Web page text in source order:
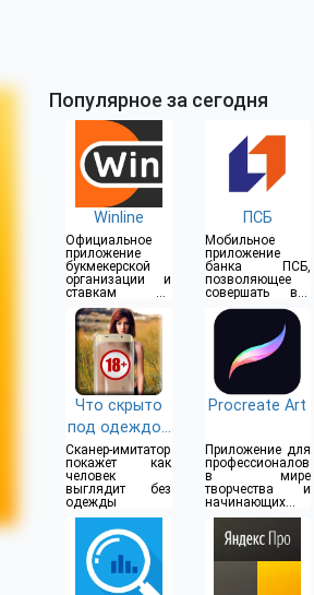
Популярное за сегодня
Winline
Официальное
приложение
букмекерской
организации и
ставкам на
спорт
ПСБ
Мобильное
приложение
банка ПСБ,
позволяющее
совершать все
операции прямо
из дома
Что скрыто
под одеждой
(18+)
Сканер-имитатор
покажет как
человек
выглядит без
одежды
Procreate Art
Приложение для
профессионалов
в мире
творчества и
начинающих
художников